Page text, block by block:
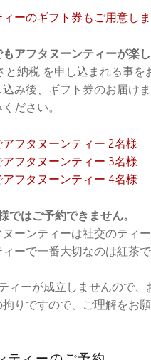
ーのギフト券もご用意しま
アフタヌーンティーが楽し
と納税 を申し込まれる事を
み後、ギフト券のお届け
ださい。
フタヌーンティー 2名様
フタヌーンティー 3名様
フタヌーンティー 4名様
ではご予約できません。
ーンティーは社交のティー
ーで一番大切なのは紅茶
ィーが成立しませんので、
りですので、ご理解をお願